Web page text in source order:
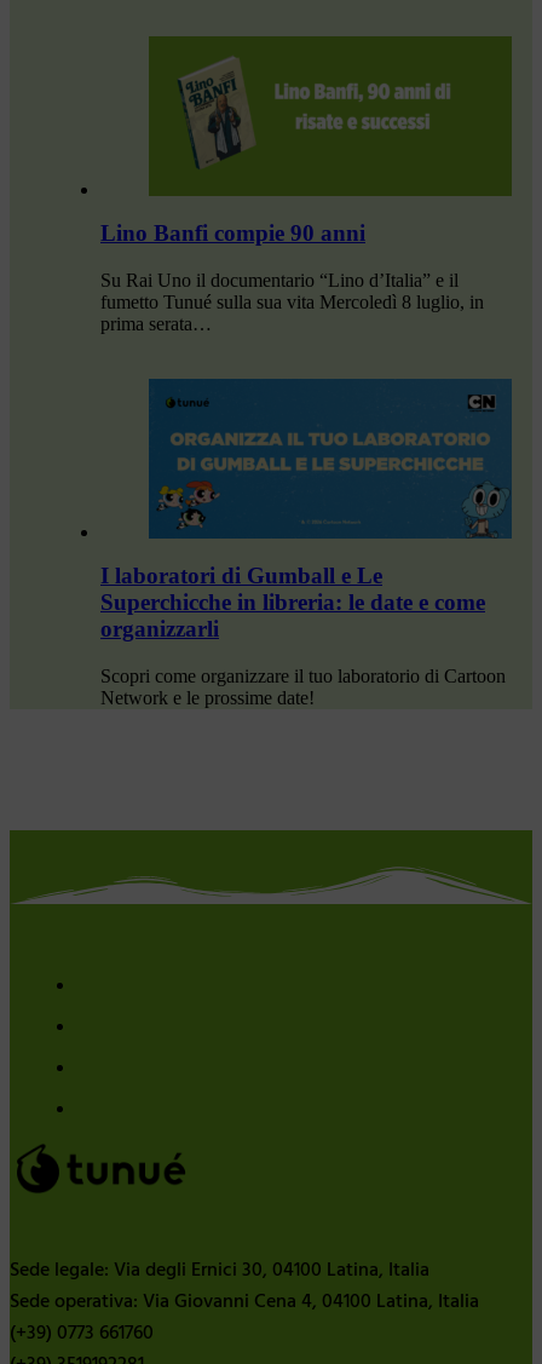
Lino Banfi compie 90 anni
Su Rai Uno il documentario “Lino d’Italia” e il
fumetto Tunué sulla sua vita Mercoledì 8 luglio, in
prima serata…
I laboratori di Gumball e Le
Superchicche in libreria: le date e come
organizzarli
Scopri come organizzare il tuo laboratorio di Cartoon
Network e le prossime date!
Sede legale: Via degli Ernici 30, 04100 Latina, Italia
Sede operativa: Via Giovanni Cena 4, 04100 Latina, Italia
(+39) 0773 661760